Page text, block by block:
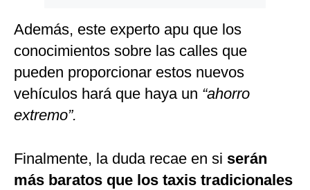
Además, este experto apu que los
conocimientos sobre las calles que
pueden proporcionar estos nuevos
vehículos hará que haya un “ahorro
extremo”.
Finalmente, la duda recae en si serán
más baratos que los taxis tradicionales